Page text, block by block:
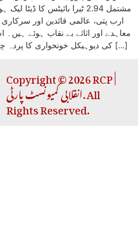
ارب پتی، عالمی قائدین اور
معاہدے اور اثاثے بے نقاب ہوئے
کی دیوہیکل خونخواری کا پردہ چاک ہوا ہے، جن کی تقریباً […]
Copyright © 2026 RCP |
انقلابی کمیونسٹ پارٹی. All
Rights Reserved.